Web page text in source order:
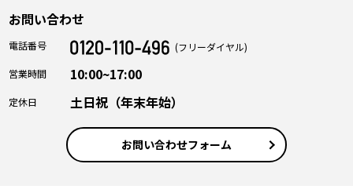
お問い合わせ
電話番号
(フリーダイヤル)
営業時間
10:00~17:00
定休日 土日祝（年末年始）
お問い合わせフォーム